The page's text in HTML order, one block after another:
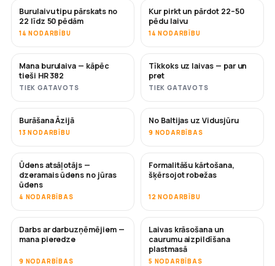
DRĪZUMĀ
Burulaivu tipu pārskats no
22 līdz 50 pēdām
14 NODARBĪBU
DRĪZUMĀ
Kur pirkt un pārdot 22–50
pēdu laivu
14 NODARBĪBU
DRĪZUMĀ
Mana burulaiva — kāpēc
tieši HR 382
TIEK GATAVOTS
DRĪZUMĀ
Tīkkoks uz laivas — par un
pret
TIEK GATAVOTS
DRĪZUMĀ
Burāšana Āzijā
13 NODARBĪBU
DRĪZUMĀ
No Baltijas uz Vidusjūru
9 NODARBĪBAS
DRĪZUMĀ
Ūdens atsāļotājs —
dzeramais ūdens no jūras
ūdens
4 NODARBĪBAS
Formalitāšu kārtošana,
šķērsojot robežas
12 NODARBĪBU
DRĪZUMĀ
Darbs ar darbuzņēmējiem —
mana pieredze
9 NODARBĪBAS
DRĪZUMĀ
Laivas krāsošana un
caurumu aizpildīšana
plastmasā
5 NODARBĪBAS